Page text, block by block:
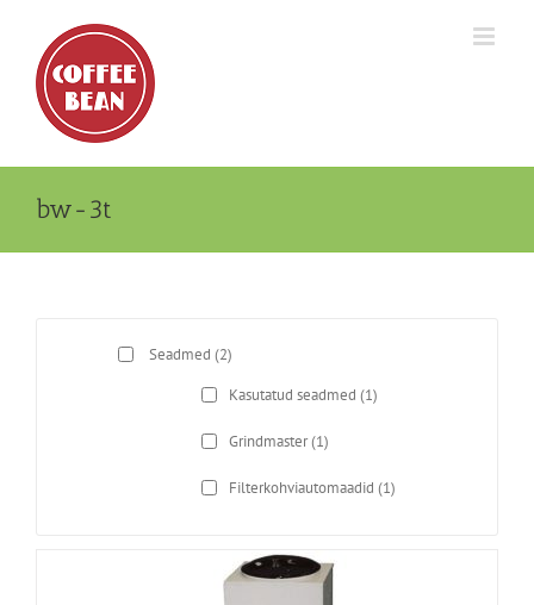
content
bw-3t
Seadmed (2)
Kasutatud seadmed (1)
Grindmaster(1)
Filterkohviautomaadid (1)